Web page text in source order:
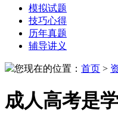
模拟试题
技巧心得
历年真题
辅导讲义
您现在的位置： 首页 >
成人高考是